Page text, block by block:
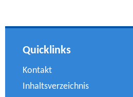
Quicklinks
Kontakt
Inhaltsverzeichnis